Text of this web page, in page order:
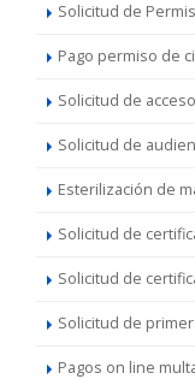
Solicitud de
Pago permiso de
Solicitud de
Solicitud de
Esterilización de
Solicitud de
Solicitud de
Solicitud de
Pagos on line